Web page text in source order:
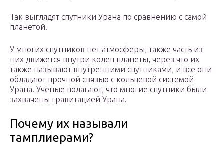
Так выглядят спутники Урана по сравнению с самой
планетой.
У многих спутников нет атмосферы, также часть из
них движется внутри колец планеты, через что их
также называют внутренними спутниками, и все они
обладают прочной связью с кольцевой системой
Урана. Ученые полагают, что многие спутники были
захвачены гравитацией Урана.
Почему их называли
тамплиерами?